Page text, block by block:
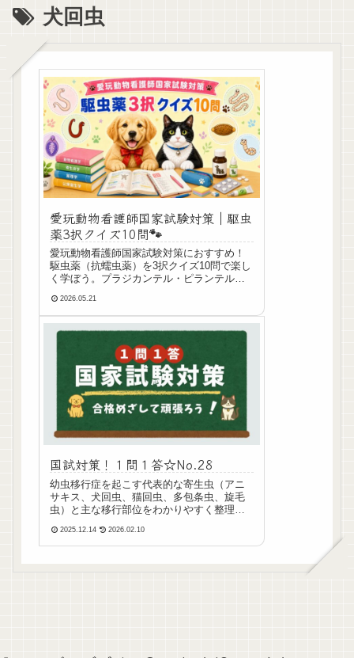
犬回虫
愛玩動物看護師国家試験対策｜駆虫
薬3択クイズ10問🐾
愛玩動物看護師国家試験対策におすすめ！
駆虫薬（抗蠕虫薬）を3択クイズ10問で楽し
く学ぼう。プラジカンテル・ピランテル・
など国試頻出ポイントをやさしく解説しま
す🐾
2026.05.21
国試対策！１問１答☆No.28
幼虫移行症を起こす代表的な寄生虫（アニ
サキス、犬回虫、猫回虫、多包条虫、旋毛
虫）と主な移行部位をわかりやすく整理。
答形式で解説します。
2025.12.14 2026.02.10